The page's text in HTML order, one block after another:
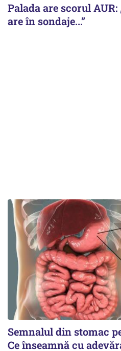
Palada are scorul
are în sondaje...”
Semnalul din stomac
Ce înseamnă cu